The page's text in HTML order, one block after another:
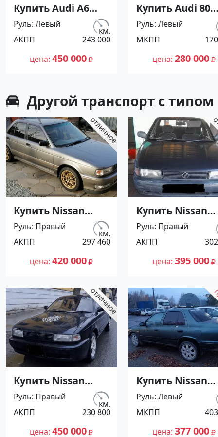
Купить Audi А6
2800 см3 АКПП (174
л.с.) Бензин
инжектор в
Новороссийск:
цвет Черный
рублей,
объявление
№27202 на сайте
Авторынок23
км.
243 000
Руль Левый
АКПП
цена 450 000
Купить Audi 80
1500 см3 МКПП
л.с.) Бензин
инжектор в
Коржевский:
Серебристый
рублей,
объявление
№25602 на
Авторынок23
Руль Левый
МКПП
цена 280 000
Другой транспорт с
Купить Nissan
Sunny '1991 АКПП
(1400/75 л.с.)
Бензин инжектор
Воронежская цвет
Серый Седан по
рублей,
объявление
№27501 на сайте
Авторынок23
км.
297 460
Руль Правый
АКПП
цена 420 000
Купить Nissan
Sunny '1991
(1400/75 л.с.)
Бензин
Кореновск цвет
Серый Седан по
рублей,
объявление
№27500 на
Авторынок23
Руль Правый
АКПП
цена 395 000
Купить Nissan
Sunny '1991 АКПП
(1400/75 л.с.)
Бензин инжектор
Мостовской цвет
км.
230 800
Руль Правый
АКПП
цена 450 000
Купить Nissan
Санни '1995
(1400/90 л.с.)
Бензин
карбюратор
Руль Левый
МКПП
цена 377 000